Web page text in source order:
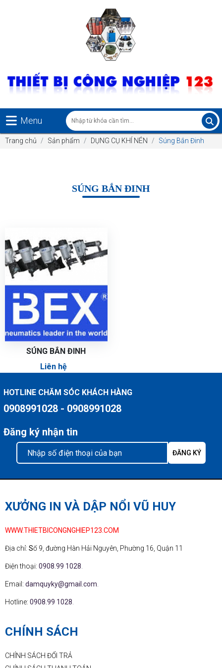
Menu
Trang chủ Sản phẩm DỤNG CỤ KHÍ NÉN Súng Bắn Đinh
SÚNG BẮN ĐINH
SÚNG BẮN ĐINH
Liên hệ
HOTLINE CHĂM SÓC KHÁCH HÀNG
0908991028 - 0908991028
Đăng ký nhận tin
XƯỞNG IN VÀ DẬP NỔI VŨ HUY
WWW.THIETBICONGNGHIEP123.COM
Địa chỉ: Số 9, đường Hàn Hải Nguyên, Phường 16, Quận 11
Điện thoại: 0908.99 1028.
Email: damquyky@gmail.com.
Hotline: 0908.99 1028.
CHÍNH SÁCH
CHÍNH SÁCH ĐỔI TRẢ